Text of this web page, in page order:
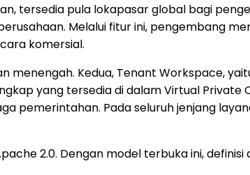
tersedia pula lokapasar global bagi
Melalui fitur ini, pengembang
komersial.
menengah. Kedua, Tenant Workspace,
yang tersedia di dalam Virtual Private
pemerintahan. Pada seluruh jenjang
2.0. Dengan model terbuka ini, definisi